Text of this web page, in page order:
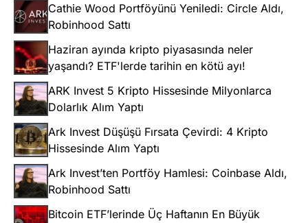
Cathie Wood Portföyünü Yeniledi: Circle Aldı,
Robinhood Sattı
Haziran ayında kripto piyasasında neler
yaşandı? ETF'lerde tarihin en kötü ayı!
ARK Invest 5 Kripto Hissesinde Milyonlarca
Dolarlık Alım Yaptı
Ark Invest Düşüşü Fırsata Çevirdi: 4 Kripto
Hissesinde Alım Yaptı
Ark Invest’ten Portföy Hamlesi: Coinbase Aldı,
Robinhood Sattı
Bitcoin ETF’lerinde Üç Haftanın En Büyük